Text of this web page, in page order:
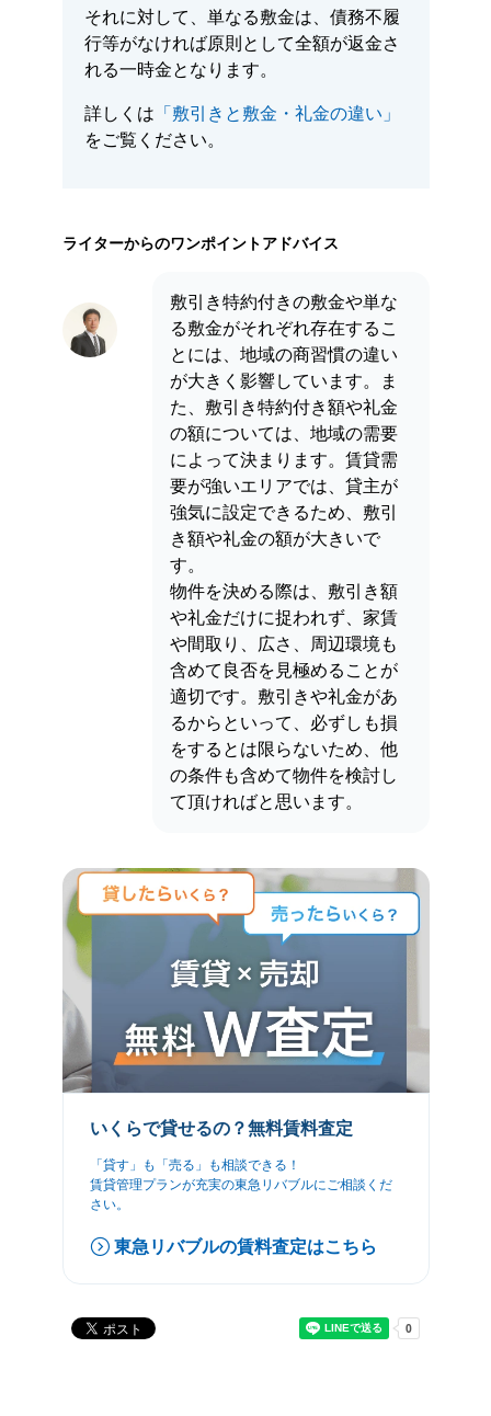
それに対して、単なる敷金は、債務不履
行等がなければ原則として全額が返金さ
れる一時金となります。
詳しくは 「敷引きと敷金・礼金の違い」
をご覧ください。
ライターからのワンポイントアドバイス
敷引き特約付きの敷金や単な
る敷金がそれぞれ存在するこ
とには、地域の商習慣の違い
が大きく影響しています。ま
た、敷引き特約付き額や礼金
の額については、地域の需要
によって決まります。賃貸需
要が強いエリアでは、貸主が
強気に設定できるため、敷引
き額や礼金の額が大きいで
す。
物件を決める際は、敷引き額
や礼金だけに捉われず、家賃
や間取り、広さ、周辺環境も
含めて良否を見極めることが
適切です。敷引きや礼金があ
るからといって、必ずしも損
をするとは限らないため、他
の条件も含めて物件を検討し
て頂ければと思います。
いくらで貸せるの？無料賃料査定
「貸す」も「売る」も相談できる！
賃貸管理プランが充実の東急リバブルにご相談くだ
さい。
東急リバブルの賃料査定はこちら